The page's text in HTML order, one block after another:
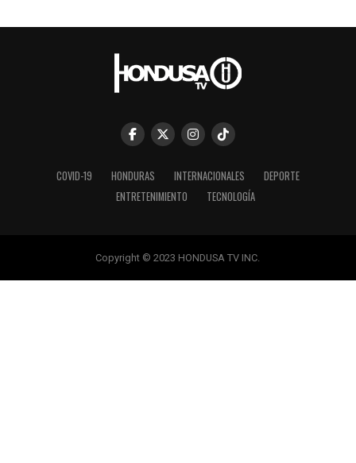
COVID-19 HONDURAS INTERNACIONALES
DEPORTE
ENTRETENIMIENTO
TECNOLOGÍA
Copyright © 2023 HONDUSA TV INC.